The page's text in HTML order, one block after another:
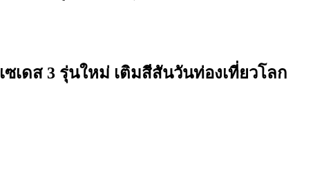
ซเดส 3 รุ่นใหม่ เติมสีสันวันท่องเที่ยวโลก